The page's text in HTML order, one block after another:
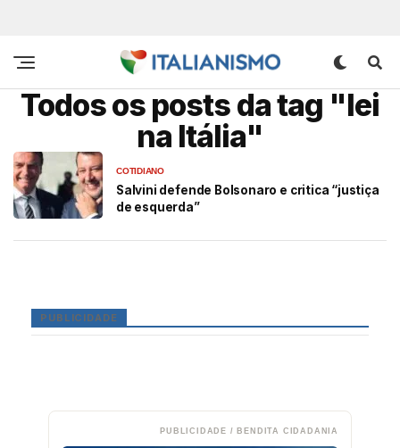
Todos os posts da tag "lei
na Itália"
COTIDIANO
Salvini defende Bolsonaro e critica “justiça
de esquerda”
PUBLICIDADE
PUBLICIDADE / BENDITA CIDADANIA